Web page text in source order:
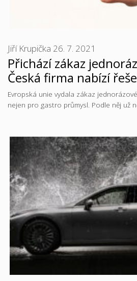
Přichází zákaz
Česká firma nabízí
Jiří Krupička 26. 7. 2021
Evropská unie vydala zákaz
nejen pro gastro průmysl. Podle něj už